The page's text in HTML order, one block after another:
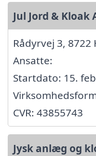
Jul Jord & Kloak
Rådyrvej 3, 8722
Ansatte:
Startdato: 15.
CVR: 43855743
Jysk anlæg og